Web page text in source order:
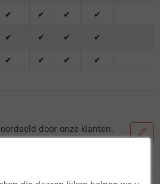
✔ ✔ ✔
✔
✔ ✔ ✔
✔
✔ ✔ ✔ ✔
door onze klanten.